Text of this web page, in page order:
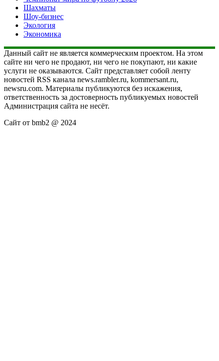
Шахматы
Шоу-бизнес
Экология
Экономика
Данный сайт не является коммерческим проектом. На этом
сайте ни чего не продают, ни чего не покупают, ни какие
услуги не оказываются. Сайт представляет собой ленту
новостей RSS канала news.rambler.ru, kommersant.ru,
newsru.com. Материалы публикуются без искажения,
ответственность за достоверность публикуемых новостей
Администрация сайта не несёт.
Сайт от bmb2 @ 2024